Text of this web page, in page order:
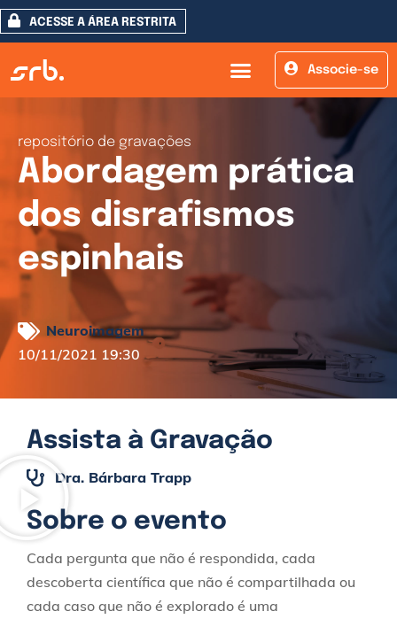
ACESSE A ÁREA RESTRITA
Associe-se
repositório de gravações
Abordagem prática
dos disrafismos
espinhais
Neuroimagem
10/11/2021 19:30
Assista à Gravação
Dra. Bárbara Trapp
Sobre o evento
Cada pergunta que não é respondida, cada
descoberta científica que não é compartilhada ou
cada caso que não é explorado é uma